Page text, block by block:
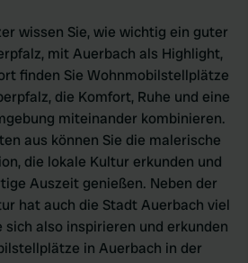
wissen Sie, wie wichtig ein guter
mit Auerbach als Highlight,
finden Sie Wohnmobilstellplätze
die Komfort, Ruhe und eine
miteinander kombinieren.
aus können Sie die malerische
die lokale Kultur erkunden und
Auszeit genießen. Neben der
hat auch die Stadt Auerbach viel
sich also inspirieren und erkunden
in Auerbach in der